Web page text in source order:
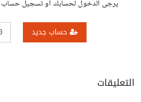
يرجى الدخول لحسابك أو تسجيل حساب
حساب جديد
التعليقات